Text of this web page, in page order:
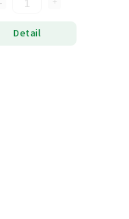
Detail